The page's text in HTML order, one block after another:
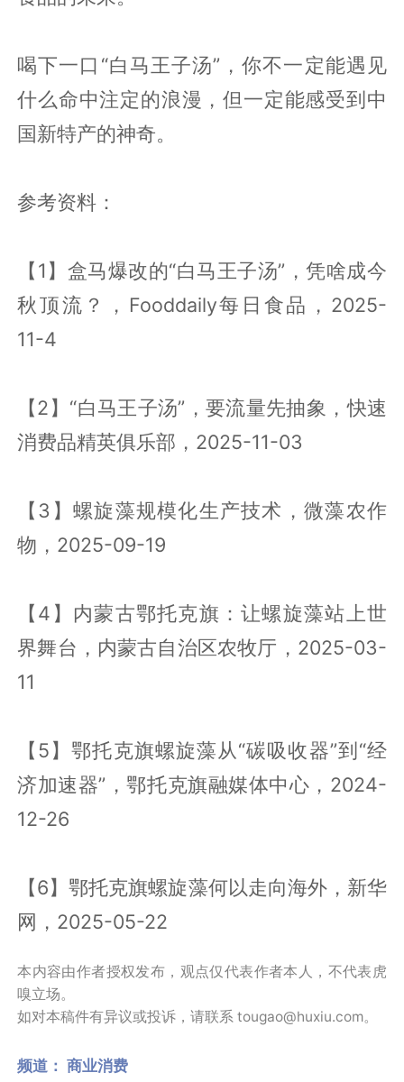
喝下一口“白马王子汤”，你不一定能遇见
什么命中注定的浪漫，但一定能感受到中
国新特产的神奇。
参考资料：
【1】盒马爆改的“白马王子汤”，凭啥成今
秋顶流？，Fooddaily每日食品，2025-
11-4
【2】“白马王子汤”，要流量先抽象，快速
消费品精英俱乐部，2025-11-03
【3】螺旋藻规模化生产技术，微藻农作
物，2025-09-19
【4】内蒙古鄂托克旗：让螺旋藻站上世
界舞台，内蒙古自治区农牧厅，2025-03-
11
【5】鄂托克旗螺旋藻从“碳吸收器”到“经
济加速器”，鄂托克旗融媒体中心，2024-
12-26
【6】鄂托克旗螺旋藻何以走向海外，新华
网，2025-05-22
本内容由作者授权发布，观点仅代表作者本人，不代表虎
嗅立场。
如对本稿件有异议或投诉，请联系 tougao@huxiu.com。
频道： 商业消费